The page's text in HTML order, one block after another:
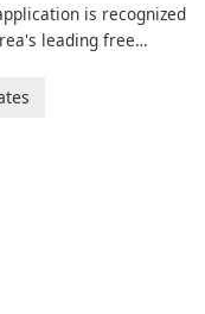
is recognized
leading free
offering